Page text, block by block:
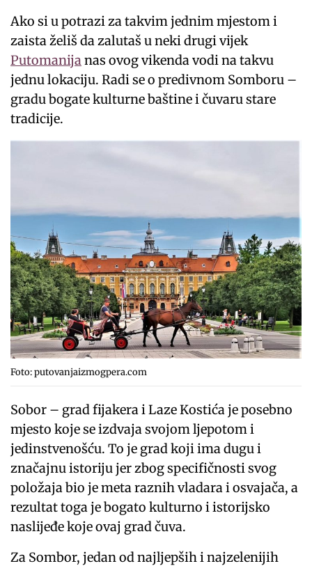
Ako si u potrazi za takvim jednim mjestom i
zaista želiš da zalutaš u neki drugi vijek
Putomanijanas ovog vikenda vodi na takvu
jednu lokaciju. Radi se o predivnom Somboru –
gradu bogate kulturne baštine i čuvaru stare
tradicije.
Foto: putovanjaizmogpera.com
Sobor – grad fijakera i Laze Kostića je posebno
mjesto koje se izdvaja svojom ljepotom i
jedinstvenošću. To je grad koji ima dugu i
značajnu istoriju jer zbog specifičnosti svog
položaja bio je meta raznih vladara i osvajača, a
rezultat toga je bogato kulturno i istorijsko
naslijeđe koje ovaj grad čuva.
Za Sombor, jedan od najljepših i najzelenijih